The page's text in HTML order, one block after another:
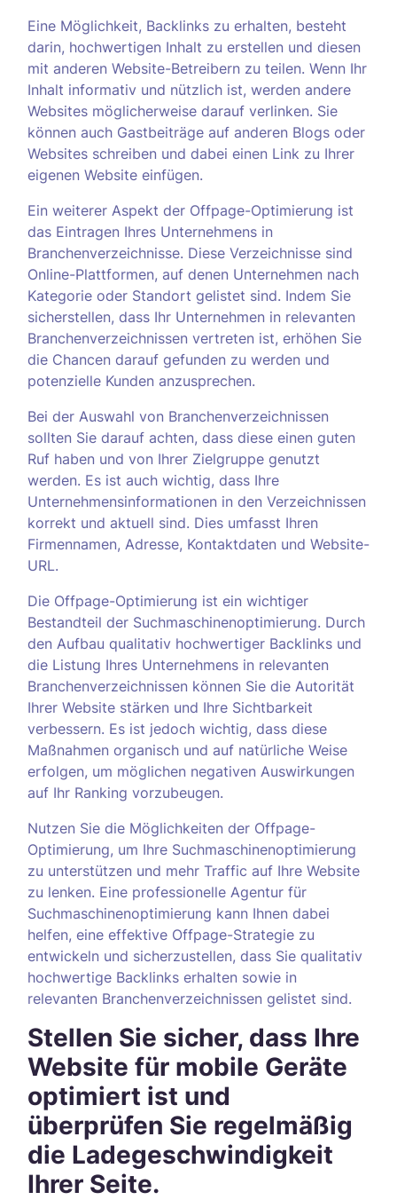
Eine Möglichkeit, Backlinks zu erhalten, besteht
darin, hochwertigen Inhalt zu erstellen und diesen
mit anderen Website-Betreibern zu teilen. Wenn Ihr
Inhalt informativ und nützlich ist, werden andere
Websites möglicherweise darauf verlinken. Sie
können auch Gastbeiträge auf anderen Blogs oder
Websites schreiben und dabei einen Link zu Ihrer
eigenen Website einfügen.
Ein weiterer Aspekt der Offpage-Optimierung ist
das Eintragen Ihres Unternehmens in
Branchenverzeichnisse. Diese Verzeichnisse sind
Online-Plattformen, auf denen Unternehmen nach
Kategorie oder Standort gelistet sind. Indem Sie
sicherstellen, dass Ihr Unternehmen in relevanten
Branchenverzeichnissen vertreten ist, erhöhen Sie
die Chancen darauf gefunden zu werden und
potenzielle Kunden anzusprechen.
Bei der Auswahl von Branchenverzeichnissen
sollten Sie darauf achten, dass diese einen guten
Ruf haben und von Ihrer Zielgruppe genutzt
werden. Es ist auch wichtig, dass Ihre
Unternehmensinformationen in den Verzeichnissen
korrekt und aktuell sind. Dies umfasst Ihren
Firmennamen, Adresse, Kontaktdaten und Website-
URL.
Die Offpage-Optimierung ist ein wichtiger
Bestandteil der Suchmaschinenoptimierung. Durch
den Aufbau qualitativ hochwertiger Backlinks und
die Listung Ihres Unternehmens in relevanten
Branchenverzeichnissen können Sie die Autorität
Ihrer Website stärken und Ihre Sichtbarkeit
verbessern. Es ist jedoch wichtig, dass diese
Maßnahmen organisch und auf natürliche Weise
erfolgen, um möglichen negativen Auswirkungen
auf Ihr Ranking vorzubeugen.
Nutzen Sie die Möglichkeiten der Offpage-
Optimierung, um Ihre Suchmaschinenoptimierung
zu unterstützen und mehr Traffic auf Ihre Website
zu lenken. Eine professionelle Agentur für
Suchmaschinenoptimierung kann Ihnen dabei
helfen, eine effektive Offpage-Strategie zu
entwickeln und sicherzustellen, dass Sie qualitativ
hochwertige Backlinks erhalten sowie in
relevanten Branchenverzeichnissen gelistet sind.
Stellen Sie sicher, dass Ihre
Website für mobile Geräte
optimiert ist und
überprüfen Sie regelmäßig
die Ladegeschwindigkeit
Ihrer Seite.